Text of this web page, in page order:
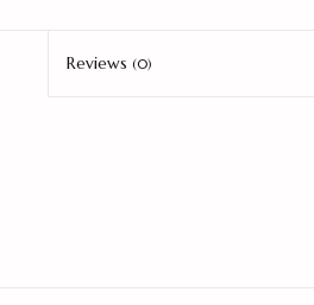
Reviews (0)